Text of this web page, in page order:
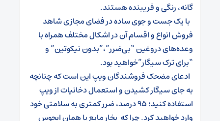
گانه، رنگی و فریبنده هستند.
با یک جست و جوی ساده در فضای مجازی شاهد
فروش انواع و اقسام آن در اشکال مختلف همراه با
وعده‌های دروغین “بی‌ضرر”،”بدون نیکوتین” و
“برای ترک سیگار”خواهید بود.
ادعای مضحک فروشندگان ویپ این است که چنانچه
به جای سیگار کشیدن و استعمال دخانیات از ویپ
استفاده کنید؛ ۹۵ درصد، ضرر کمتری به سلامتی خود
وارد خواهید کرد. چرا که بخار مایع یا همان ایجوس